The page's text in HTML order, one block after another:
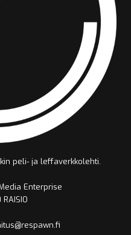
peli- ja leffaverkkolehti.
Enterprise